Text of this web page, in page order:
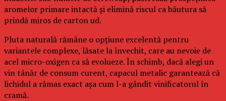
aromelor primare intactă și elimină riscul ca băutura să
prindă miros de carton ud.
Pluta naturală rămâne o opțiune excelentă pentru
variantele complexe, lăsate la învechit, care au nevoie de
acel micro-oxigen ca să evolueze. În schimb, dacă alegi un
vin tânăr de consum curent, capacul metalic garantează că
lichidul a rămas exact așa cum l-a gândit vinificatorul în
cramă.